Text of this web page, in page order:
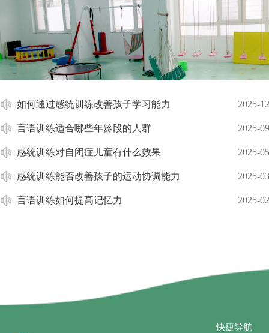
如何通过感统训练改善孩子学习能力 2025-
言语训练适合哪些年龄段的人群 2025-
感统训练对自闭症儿童有什么效果 2025-
感统训练能否改善孩子的运动协调能力 2025-
言语训练如何提高记忆力 2025-
快捷导航